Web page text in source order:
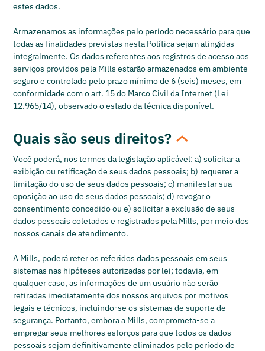
estes dados.
Armazenamos as informações pelo período necessário para que
todas as finalidades previstas nesta Política sejam atingidas
integralmente. Os dados referentes aos registros de acesso aos
serviços providos pela Mills estarão armazenados em ambiente
seguro e controlado pelo prazo mínimo de 6 (seis) meses, em
conformidade com o art. 15 do Marco Civil da Internet (Lei
12.965/14), observado o estado da técnica disponível.
Quais são seus direitos?
Você poderá, nos termos da legislação aplicável: a) solicitar a
exibição ou retificação de seus dados pessoais; b) requerer a
limitação do uso de seus dados pessoais; c) manifestar sua
oposição ao uso de seus dados pessoais; d) revogar o
consentimento concedido ou e) solicitar a exclusão de seus
dados pessoais coletados e registrados pela Mills, por meio dos
nossos canais de atendimento.
A Mills, poderá reter os referidos dados pessoais em seus
sistemas nas hipóteses autorizadas por lei; todavia, em
qualquer caso, as informações de um usuário não serão
retiradas imediatamente dos nossos arquivos por motivos
legais e técnicos, incluindo-se os sistemas de suporte de
segurança. Portanto, embora a Mills, comprometa-se a
empregar seus melhores esforços para que todos os dados
pessoais sejam definitivamente eliminados pelo período de